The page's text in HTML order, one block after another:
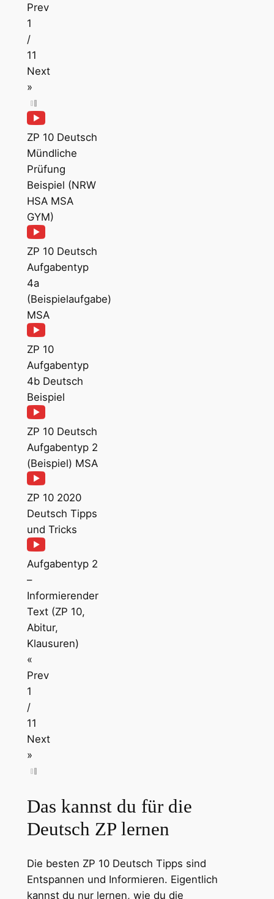
Prev
1
/
11
Next
»
ZP 10 Deutsch
Mündliche
Prüfung
Beispiel (NRW
HSA MSA
GYM)
ZP 10 Deutsch
Aufgabentyp
4a
(Beispielaufgabe)
MSA
ZP 10
Aufgabentyp
4b Deutsch
Beispiel
ZP 10 Deutsch
Aufgabentyp 2
(Beispiel) MSA
ZP 10 2020
Deutsch Tipps
und Tricks
Aufgabentyp 2
–
Informierender
Text (ZP 10,
Abitur,
Klausuren)
«
Prev
1
/
11
Next
»
Das kannst du für die
Deutsch ZP lernen
Die besten ZP 10 Deutsch Tipps sind
Entspannen und Informieren. Eigentlich
kannst du nur lernen, wie du die